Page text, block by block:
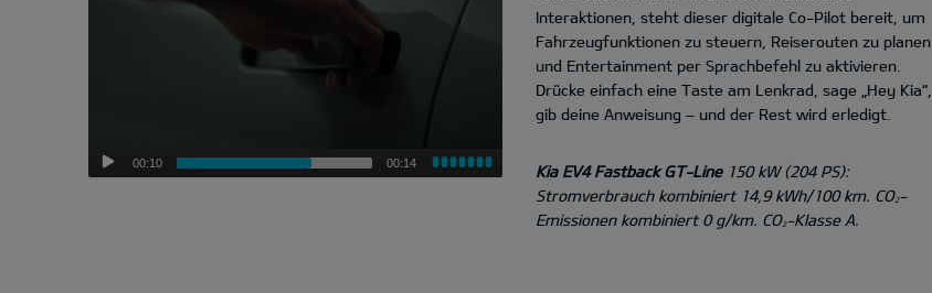
00:10 00:14
Interaktionen, steht dieser digitale Co-Pilot bereit, um
Fahrzeugfunktionen zu steuern, Reiserouten zu planen
und Entertainment per Sprachbefehl zu aktivieren.
Drücke einfach eine Taste am Lenkrad, sage „Hey Kia“,
gib deine Anweisung – und der Rest wird erledigt.
Kia EV4 Fastback GT-Line150 kW (204 PS):
Stromverbrauch kombiniert 14,9 kWh/100 km. CO2-
Emissionen kombiniert 0 g/km. CO2-Klasse A.